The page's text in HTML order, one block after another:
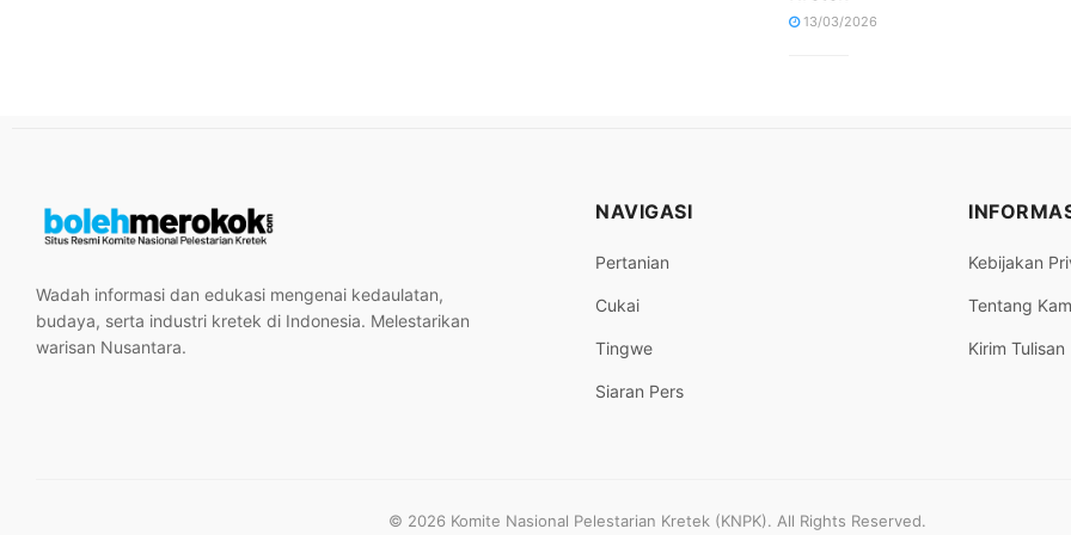
13/03/2026
Wadah informasi dan edukasi mengenai kedaulatan,
budaya, serta industri kretek di Indonesia. Melestarikan
warisan Nusantara.
NAVIGASI
Pertanian
Cukai
Tingwe
Siaran Pers
Kebijakan
Tentang
Kirim Tulisan
© 2026 Komite Nasional Pelestarian Kretek (KNPK). All Rights Reserved.